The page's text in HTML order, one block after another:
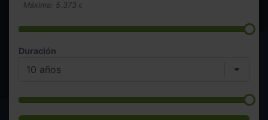
Máxima: 5.373 €
Duración